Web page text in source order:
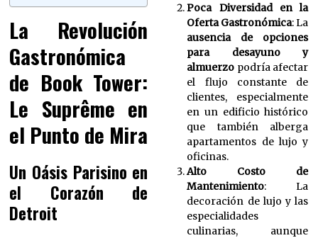
La Revolución
Gastronómica
de Book Tower:
Le Suprême en
el Punto de Mira
Un Oásis Parisino en
el Corazón de
Detroit
Poca Diversidad en la
Oferta Gastronómica: La
ausencia de opciones
para desayuno y
almuerzo podría afectar
el flujo constante de
clientes, especialmente
en un edificio histórico
que también alberga
apartamentos de lujo y
oficinas.
Alto Costo de
Mantenimiento: La
decoración de lujo y las
especialidades
culinarias, aunque